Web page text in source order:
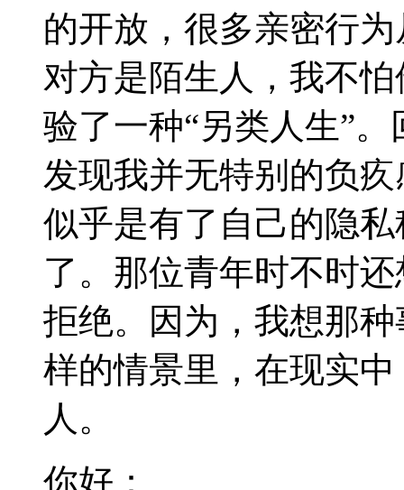
的开放，很多亲密行
对方是陌生人，我不
验了一种“另类人生”
发现我并无特别的负
似乎是有了自己的隐
了。那位青年时不时
拒绝。因为，我想那
样的情景里，在现实
人。
你好：